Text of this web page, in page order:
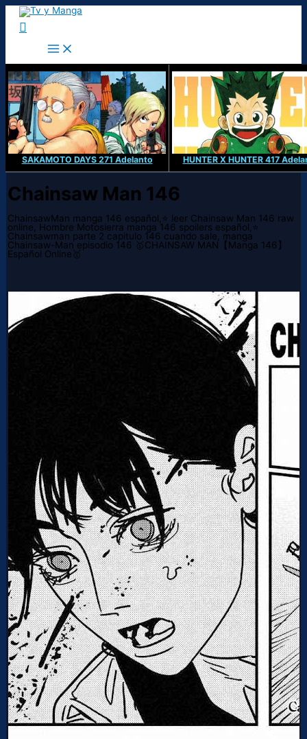
Ir
contenido
Buscar
SAKAMOTO DAYS 271 Adelanto HUNTER X HUNTER 417
Chainsaw Man 146
ChainsawMan manga 146 español,⭐ leer Chainsaw Man 146 raw
online, Hombre Motosierra manga 146 spoilers español,⭐
Chainsawman parte 2 capitulo 146 cuando sale, manga
Chainsaw-Man episodio 146 🥇CHAINSAW MAN【Manga 146】
Español Online🥇